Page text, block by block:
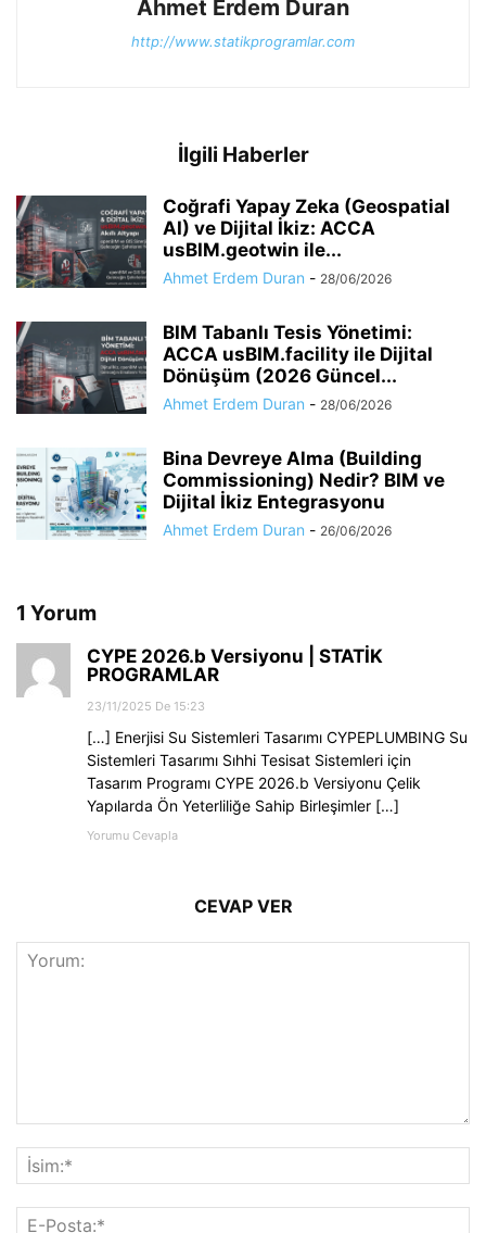
Ahmet Erdem Duran
http://www.statikprogramlar.com
İlgili Haberler
Coğrafi Yapay Zeka (Geospatial
AI) ve Dijital İkiz: ACCA
usBIM.geotwin ile...
Ahmet Erdem Duran - 28/06/2026
BIM Tabanlı Tesis Yönetimi:
ACCA usBIM.facility ile Dijital
Dönüşüm (2026 Güncel...
Ahmet Erdem Duran - 28/06/2026
Bina Devreye Alma (Building
Commissioning) Nedir? BIM ve
Dijital İkiz Entegrasyonu
Ahmet Erdem Duran - 26/06/2026
1 Yorum
CYPE 2026.b Versiyonu | STATİK
PROGRAMLAR
23/11/2025 De 15:23
[…] Enerjisi Su Sistemleri Tasarımı CYPEPLUMBING Su
Sistemleri Tasarımı Sıhhi Tesisat Sistemleri için
Tasarım Programı CYPE 2026.b Versiyonu Çelik
Yapılarda Ön Yeterliliğe Sahip Birleşimler […]
Yorumu Cevapla
CEVAP VER